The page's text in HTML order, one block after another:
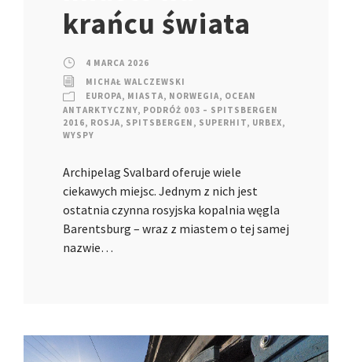
krańcu świata
4 MARCA 2026
MICHAŁ WALCZEWSKI
EUROPA, MIASTA, NORWEGIA, OCEAN
ANTARKTYCZNY, PODRÓŻ 003 – SPITSBERGEN
2016, ROSJA, SPITSBERGEN , SUPERHIT, URBEX,
WYSPY
Archipelag Svalbard oferuje wiele
ciekawych miejsc. Jednym z nich jest
ostatnia czynna rosyjska kopalnia węgla
Barentsburg – wraz z miastem o tej samej
nazwie…